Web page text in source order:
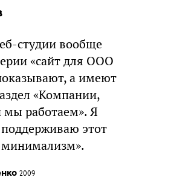
студии вообще
«сайт для ООО
а имеют
«Компании,
работаем». Я
этот
2009